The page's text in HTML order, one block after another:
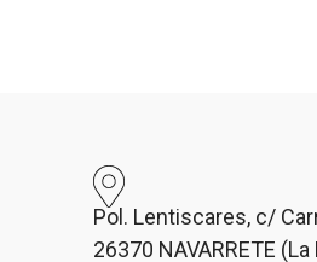
Pol. Lentiscares, c/
26370 NAVARRETE (La